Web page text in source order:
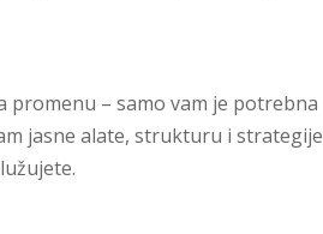
promenu – samo vam je potrebna
jasne alate, strukturu i strategije